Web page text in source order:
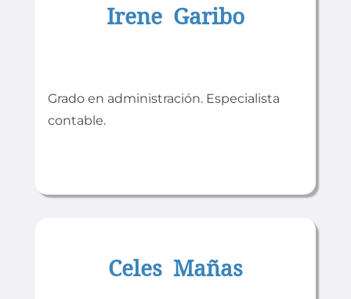
Irene Garibo
Grado en administración. Especialista
contable.
Celes Mañas